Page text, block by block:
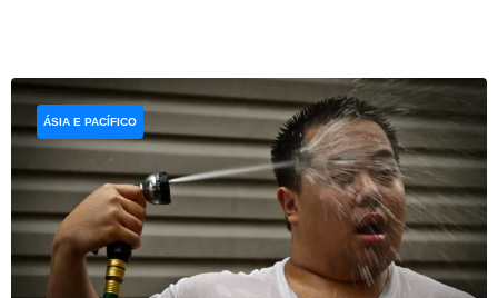
ÁSIA E PACÍFICO